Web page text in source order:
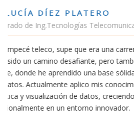
VÍCTOR
Estudiante Doble
Estudiar teleco me ha
conectividad afecta nuestra
exige esfuerzo, he dedicado
actividades como el
convencido de que elegir
decisiones que